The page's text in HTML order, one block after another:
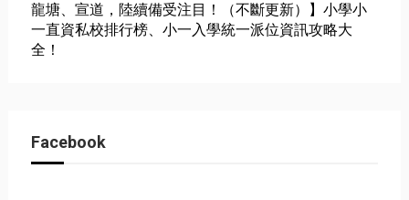
龍塘、宣道，陸續備受注目！（不斷更新）】小學小
一直資私校排行榜、小一入學統一派位資訊攻略大
全！
Facebook